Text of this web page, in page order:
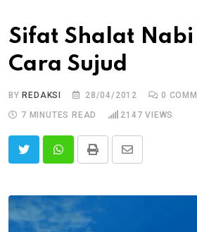
Sifat Shalat Nabi
Cara Sujud
BYREDAKSI 28/04/2012 0
7 MINUTES READ
2147 VIEWS
Print
Share
Email